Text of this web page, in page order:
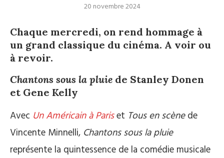
20 novembre 2024
Chaque mercredi, on rend hommage à
un grand classique du cinéma. A voir ou
à revoir.
Chantons sous la pluie de Stanley Donen
et Gene Kelly
Avec Un Américain à Pariset Tous en scènede
Vincente Minnelli, Chantons sous la pluie
représente la quintessence de la comédie musicale